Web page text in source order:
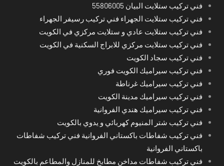
فني تركيب ستلايت البيان 55806005
فني تركيب ستلايت الجهراء فني تركيب رسيفر الجهراء
فني تركيب ستلايت عادي و ستلايت مركزي في الكويت
فني تركيب ستلايت مركزي للابراج السكنية في الكويت
فني تركيب سجاد الكويت
فني تركيب سيراميك الكويت فوري
فني تركيب سيراميك غرناطة
فني تركيب سيراميك مدينة الكويت
فني تركيب سيراميك هندي الفروانية
فني تركيب شتر المنيوم كهربائي و يدوي بالكويت
فني تركيب شفاطات باكستاني الفروانية فني تركيب شفاطات
باكستاني الفروانية
فني تركيب شفاطات مداخن مطابخ للمنازل والمطاعم بالكويت